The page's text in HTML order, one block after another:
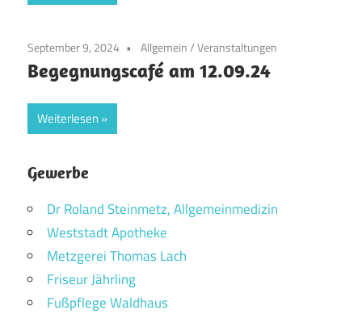
September 9, 2024 Allgemein/Veranstaltungen
Begegnungscafé am 12.09.24
Weiterlesen
Gewerbe
Dr Roland Steinmetz, Allgemeinmedizin
Weststadt Apotheke
Metzgerei Thomas Lach
Friseur Jährling
Fußpflege Waldhaus